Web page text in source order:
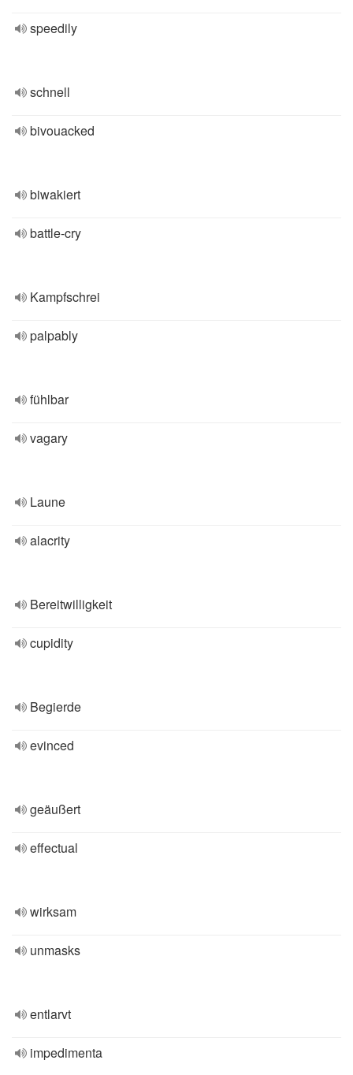
speedily
schnell
bivouacked
biwakiert
battle-cry
Kampfschrei
palpably
fühlbar
vagary
Laune
alacrity
Bereitwilligkeit
cupidity
Begierde
evinced
geäußert
effectual
wirksam
unmasks
entlarvt
impedimenta